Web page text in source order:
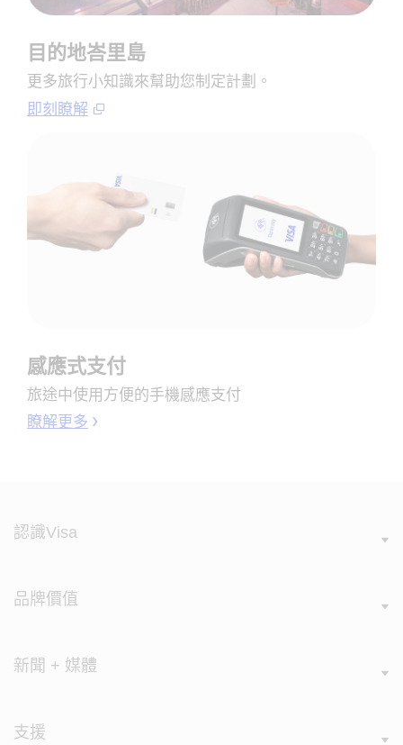
目的地峇里島
更多旅行小知識來幫助您制定計劃​。
即刻瞭解
感應式支付
旅途中使用方便的手機感應支付
瞭解更多
認識Visa
品牌價值
新聞 + 媒體
支援